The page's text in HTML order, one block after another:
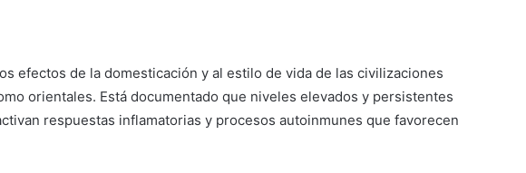
efectos de la domesticación y al estilo de vida de las civilizaciones
orientales. Está documentado que niveles elevados y persistentes
respuestas inflamatorias y procesos autoinmunes que favorecen